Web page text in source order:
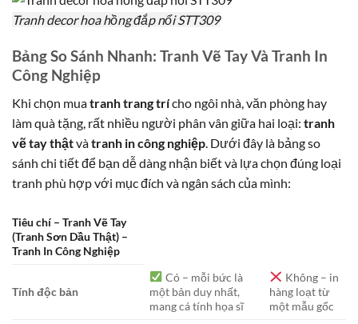
Tranh decor hoa hồng đắp nổi STT309
Bảng So Sánh Nhanh: Tranh Vẽ Tay Và Tranh In
Công Nghiệp
Khi chọn muatranh trang trícho ngôi nhà, văn phòng hay
làm quà tặng, rất nhiều người phân vân giữa hai loại: tranh
vẽ tay thậtvàtranh in công nghiệp . Dưới đây là bảng so
sánh chi tiết để bạn dễ dàng nhận biết và lựa chọn đúng loại
tranh phù hợp với mục đích và ngân sách của mình:
Tiêu chí – Tranh Vẽ Tay
(Tranh Sơn Dầu Thật) –
Tranh In Công Nghiệp
Tính độc bản
Có – mỗi bức là
một bản duy nhất,
mang cá tính họa sĩ
Không – in
hàng loạt từ
một mẫu gốc